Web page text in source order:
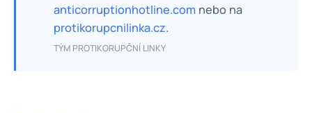
anticorruptionhotline.com nebo na
protikorupcnilinka.cz.
TÝM PROTIKORUPČNÍ LINKY